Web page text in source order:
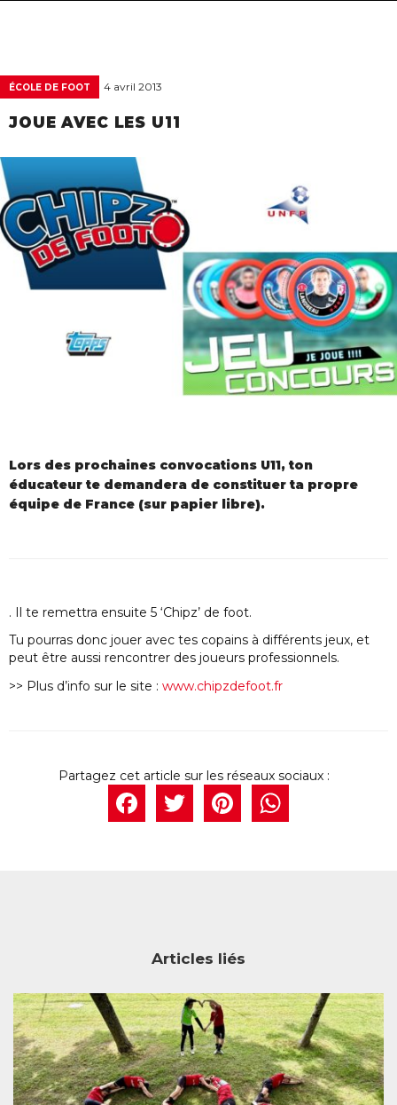
ÉCOLE DE FOOT 4 avril 2013
JOUE AVEC LES U11
Lors des prochaines convocations U11, ton
éducateur te demandera de constituer ta propre
équipe de France (sur papier libre).
. Il te remettra ensuite 5 ‘Chipz’ de foot.
Tu pourras donc jouer avec tes copains à différents jeux, et
peut être aussi rencontrer des joueurs professionnels.
>> Plus d’info sur le site : www.chipzdefoot.fr
Facebook
Twitter
Articles liés